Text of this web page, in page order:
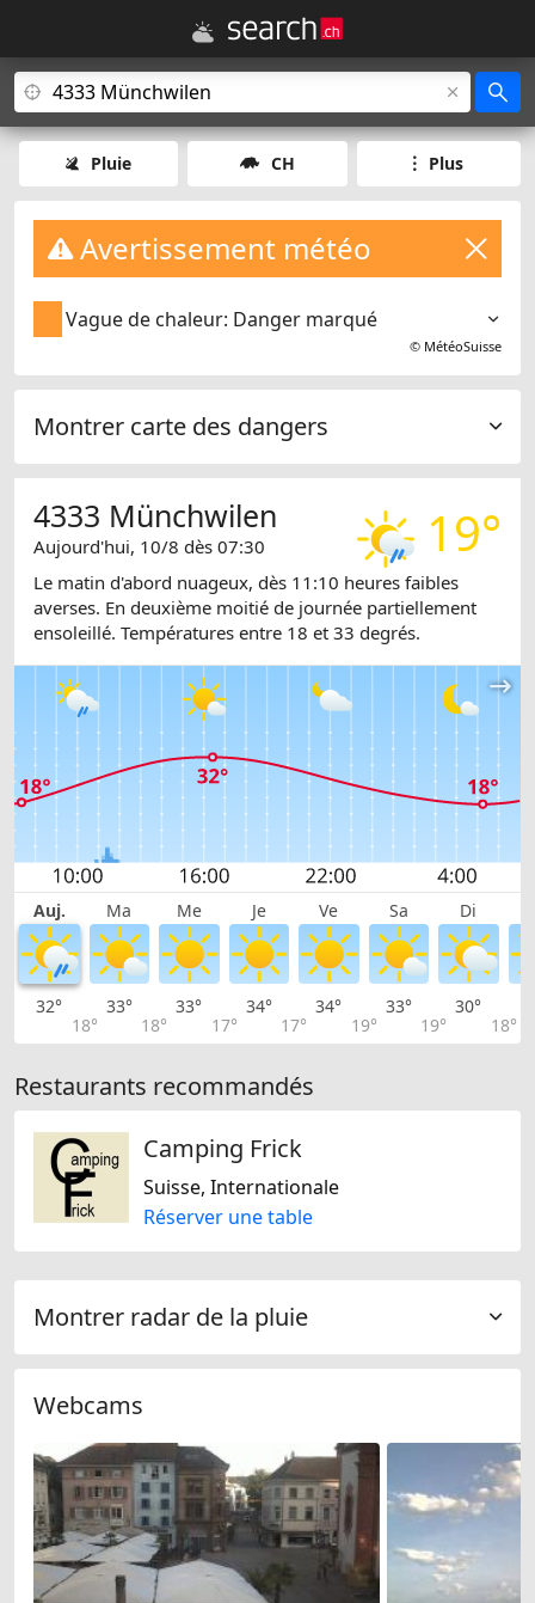
Pluie CH Plus
Avertissement météo
Vague de chaleur: Danger marqué
© MétéoSuisse
Montrer carte des dangers
19°
4333 Münchwilen
Aujourd'hui, 10/8 dès 07:30
Le matin d'abord nuageux, dès 11:10 heures faibles
averses. En deuxième moitié de journée partiellement
ensoleillé. Températures entre 18 et 33 degrés.
Auj. Ma Me Je Ve Sa Di
32°
18°
33°
18°
33°
17°
34°
17°
34°
19°
33°
19°
30°
18°
Restaurants recommandés
Camping Frick
Suisse, Internationale
Réserver une table
Montrer radar de la pluie
Webcams